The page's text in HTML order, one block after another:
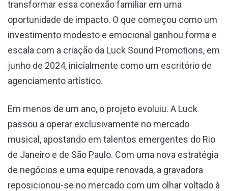
transformar essa conexão familiar em uma
oportunidade de impacto. O que começou como um
investimento modesto e emocional ganhou forma e
escala com a criação da Luck Sound Promotions, em
junho de 2024, inicialmente como um escritório de
agenciamento artístico.
Em menos de um ano, o projeto evoluiu. A Luck
passou a operar exclusivamente no mercado
musical, apostando em talentos emergentes do Rio
de Janeiro e de São Paulo. Com uma nova estratégia
de negócios e uma equipe renovada, a gravadora
reposicionou-se no mercado com um olhar voltado à